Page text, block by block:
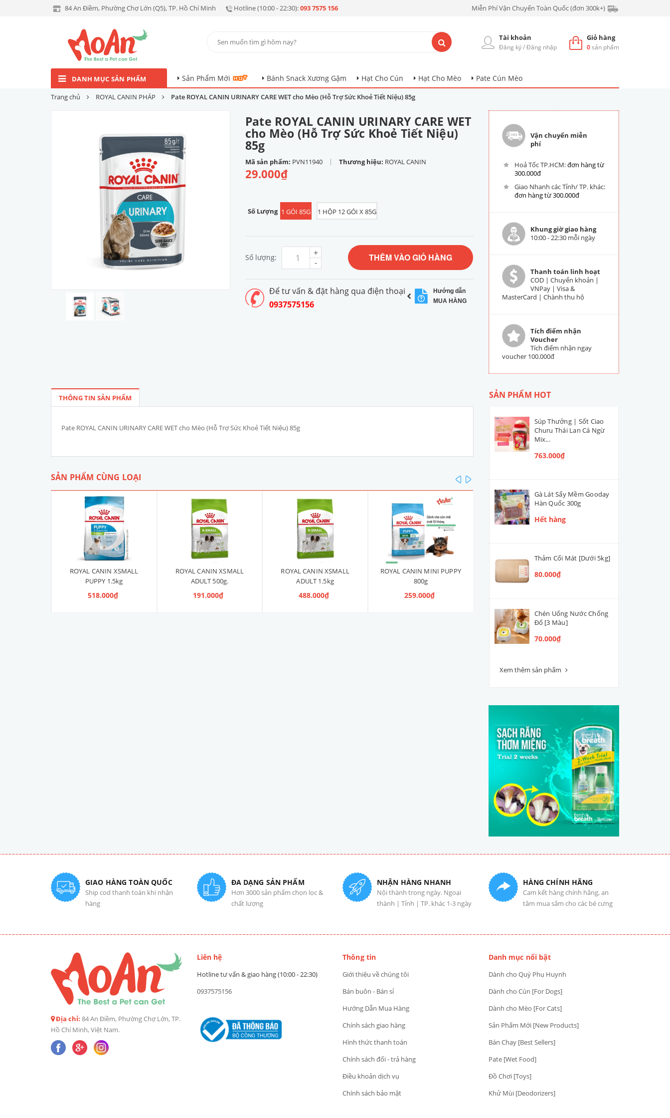
84 An Điềm, Phường Chợ Lớn (Q5), TP. Hồ Chí Minh Hotline (10:00 - 22:30):093 7575 156 Miễn Phí Vận Chuyển Toàn Quốc (đơn 300k+)
Giỏ hàng
0sản phẩm
Tài khoản
Đăng ký/Đăng nhập
DANH MỤC SẢN PHẨM Sản Phẩm Mới Bánh Snack Xương Gặm Hạt Cho Cún Hạt Cho Mèo Pate Cún Mèo
Trang chủ ROYAL CANIN PHÁP Pate ROYAL CANIN URINARY CARE WET cho Mèo (Hỗ Trợ Sức Khoẻ Tiết Niệu) 85g
Pate ROYAL CANIN URINARY CARE WET
cho Mèo (Hỗ Trợ Sức Khoẻ Tiết Niệu)
85g
Mã sản phẩm: PVN11940 | Thương hiệu: ROYAL CANIN
29.000₫
Số Lượng 1 GÓI 85G 1 HỘP 12 GÓI X 85G
Số lượng: -
+ THÊM VÀO GIỎ HÀNG
Để tư vấn & đặt hàng qua điện thoại
0937575156
Hướng dẫn
MUA HÀNG
Vận chuyển miễn
phí
Hoả Tốc TP.HCM:đơn hàng từ
300.000đ
Giao Nhanh các Tỉnh/ TP. khác:
đơn hàng từ 300.000đ
Khung giờ giao hàng
10:00 - 22:30 mỗi ngày
Thanh toán linh hoạt
COD | Chuyển khoản |
VNPay | Visa &
MasterCard | Chành thu hộ
Tích điểm nhận
Voucher
Tích điểm nhận ngay
voucher 100.000đ
THÔNG TIN SẢN PHẨM
Pate ROYAL CANIN URINARY CARE WET cho Mèo (Hỗ Trợ Sức Khoẻ Tiết Niệu) 85g
SẢN PHẨM CÙNG LOẠI
ROYAL CANIN XSMALL
PUPPY 1.5kg
518.000₫
ROYAL CANIN XSMALL
ADULT 500g.
191.000₫
ROYAL CANIN XSMALL
ADULT 1.5kg
488.000₫
ROYAL CANIN MINI PUPPY
800g
259.000₫
ROYAL CANIN MINI PUPPY
2kg
prev
SẢN PHẨM HOT
Súp Thưởng | Sốt Ciao
Churu Thái Lan Cá Ngừ
Mix...
763.000₫
Gà Lát Sấy Mềm Gooday
Hàn Quốc 300g
Hết hàng
Thảm Cối Mát [Dưới 5kg]
80.000₫
Chén Uống Nước Chống
Đổ [3 Màu]
70.000₫
Xem thêm sản phẩm
GIAO HÀNG TOÀN QUỐC
Ship cod thanh toán khi nhận
hàng
ĐA DẠNG SẢN PHẨM
Hơn 3000 sản phẩm chọn lọc &
chất lượng
NHẬN HÀNG NHANH
Nội thành trong ngày. Ngoại
thành | Tỉnh | TP. khác 1-3 ngày
HÀNG CHÍNH HÃNG
Cam kết hàng chính hãng, an
tâm mua sắm cho các bé cưng
Địa chỉ: 84 An Điềm, Phường Chợ Lớn, TP.
Hồ Chí Minh, Việt Nam.
Liên hệ
Hotline tư vấn & giao hàng (10:00 - 22:30)
0937575156
Thông tin
Giới thiệu về chúng tôi
Bán buôn - Bán sỉ
Hướng Dẫn Mua Hàng
Chính sách giao hàng
Hình thức thanh toán
Chính sách đổi - trả hàng
Điều khoản dịch vụ
Chính sách bảo mật
Danh mục nổi bật
Dành cho Quý Phụ Huynh
Dành cho Cún [For Dogs]
Dành cho Mèo [For Cats]
Sản Phẩm Mới [New Products]
Bán Chạy [Best Sellers]
Pate [Wet Food]
Đồ Chơi [Toys]
Khử Mùi [Deodorizers]